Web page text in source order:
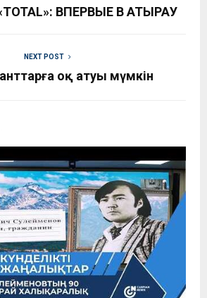
ВПЕРВЫЕ В АТЫРАУ
NEXT POST
оқ атуы мүмкін